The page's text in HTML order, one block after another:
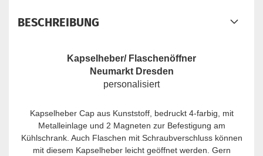
BESCHREIBUNG
Kapselheber/ Flaschenöffner
Neumarkt Dresden
personalisiert
Kapselheber Cap aus Kunststoff, bedruckt 4-farbig, mit
Metalleinlage und 2 Magneten zur Befestigung am
Kühlschrank. Auch Flaschen mit Schraubverschluss können
mit diesem Kapselheber leicht geöffnet werden. Gern